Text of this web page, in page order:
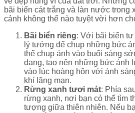
bãi biển cát trắng và làn nước trong
cảnh không thể nào tuyệt vời hơn
Bãi biển riêng: Với bãi biển
lý tưởng để chụp những bức
thể chụp ảnh vào buổi sáng
dạng, tạo nên những bức ảnh
vào lúc hoàng hôn với ánh
khí lãng mạn.
Rừng xanh tươi mát: Phía
rừng xanh, nơi bạn có thể tìm
tượng giữa thiên nhiên. Nếu